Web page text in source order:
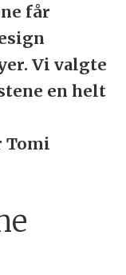
får
Vi valgte
en helt
Tomi